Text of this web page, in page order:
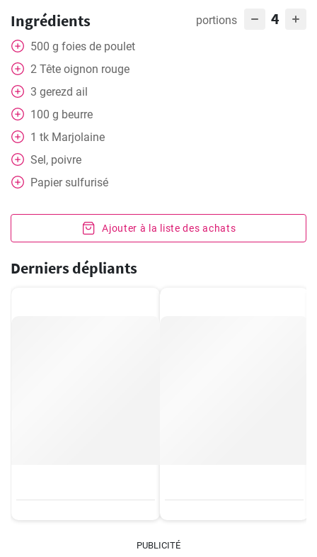
Ingrédients portions 4
500 g foies de poulet
2 Tête oignon rouge
3 gerezd ail
100 g beurre
1 tk Marjolaine
Sel, poivre
Papier sulfurisé
Ajouter à la liste des achats
Derniers dépliants
PUBLICITÉ